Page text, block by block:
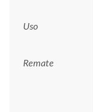
Uso
Remate